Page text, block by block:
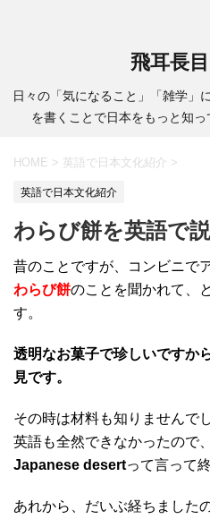
飛耳長
日々の「気になること」「雑学」
を書くことで日本をもっと知っ
HOME > 英語で日本文化紹介 >
英語で日本文化紹介
わらび餅を英語で
昔のことですが、コンビニで
わらび餅のことを聞かれて、
す。
透明なお菓子で珍しいですか
見です。
その時は材料も知りませんで
英語も全然できなかったので、
Japanese desertって言って
あれから、だいぶ経ちました